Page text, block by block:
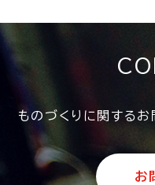
ものづくりに関するお
お